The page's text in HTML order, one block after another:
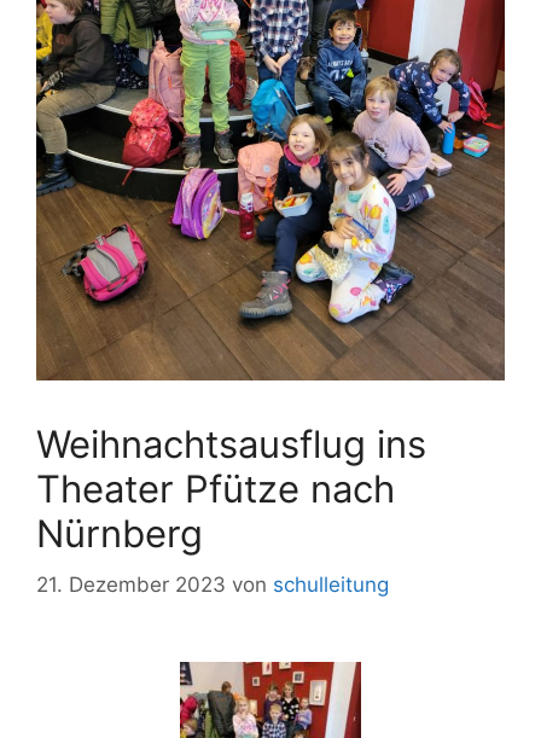
Weihnachtsausflug ins
Theater Pfütze nach
Nürnberg
21. Dezember 2023 von schulleitung